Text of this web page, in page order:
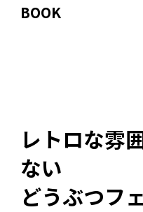
BOOK
レトロな雰
ない
どうぶつフ